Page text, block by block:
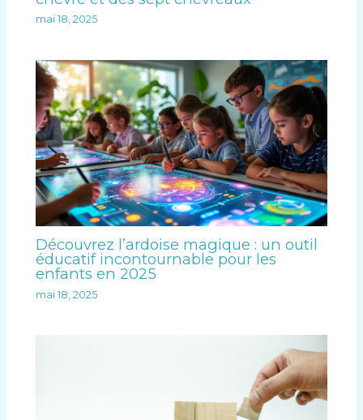
mai 18, 2025
Découvrez l’ardoise magique : un outil
éducatif incontournable pour les
enfants en 2025
mai 18, 2025